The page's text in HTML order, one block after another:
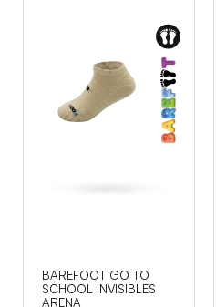
BAREFOOT GO TO
SCHOOL INVISIBLES
ARENA